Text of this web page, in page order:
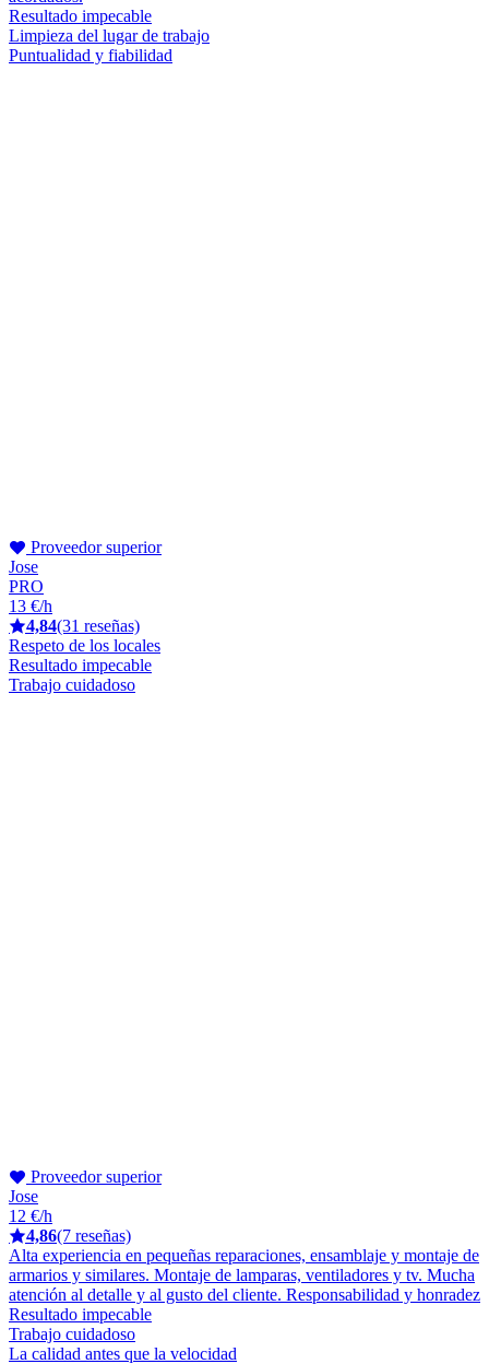
Resultado impecable
Limpieza del lugar de trabajo
Puntualidad y fiabilidad
Proveedor superior
Jose
PRO
13 €/h
4,84(31 reseñas)
Respeto de los locales
Resultado impecable
Trabajo cuidadoso
Proveedor superior
Jose
12 €/h
4,86(7 reseñas)
Alta experiencia en pequeñas reparaciones, ensamblaje y montaje de
armarios y similares. Montaje de lamparas, ventiladores y tv. Mucha
atención al detalle y al gusto del cliente. Responsabilidad y honradez
Resultado impecable
Trabajo cuidadoso
La calidad antes que la velocidad